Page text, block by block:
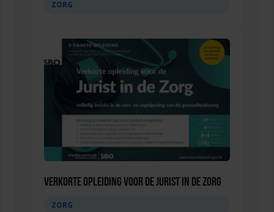
ZORG
Verkorte opleiding voor de Jurist in de Zorg
ZORG